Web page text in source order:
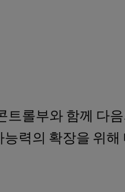
트롤부와 함께 다
력의 확장을 위해